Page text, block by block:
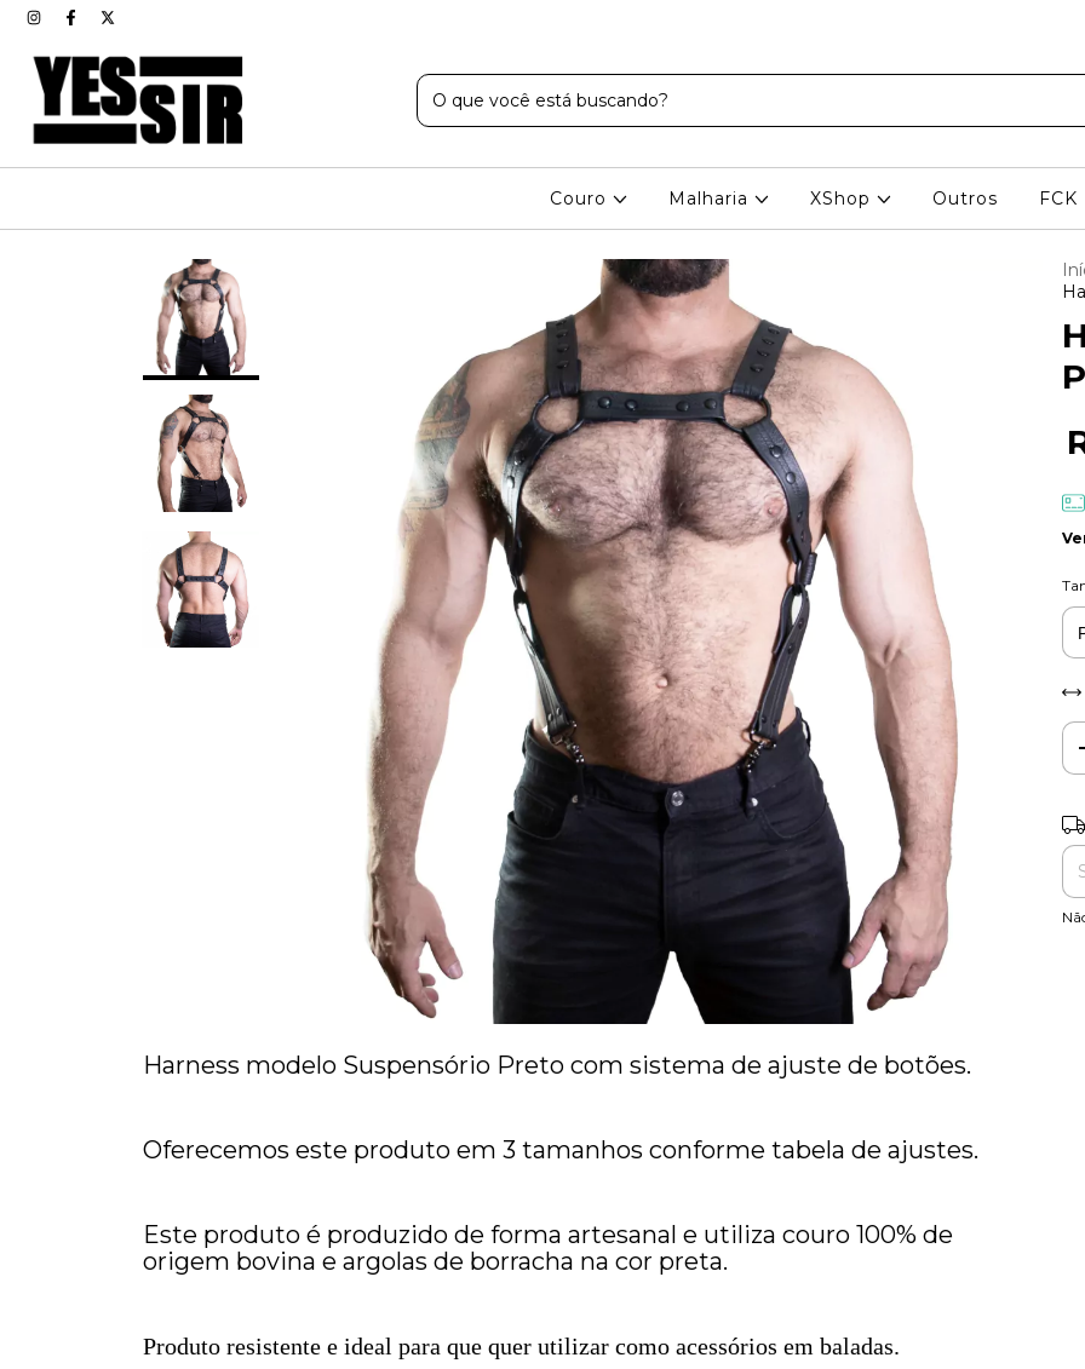
Couro Malharia XShop Outros FCK
Harness modelo Suspensório Preto com sistema de ajuste de botões.
Oferecemos este produto em 3 tamanhos conforme tabela de ajustes.
Este produto é produzido de forma artesanal e utiliza couro 100% de
origem bovina e argolas de borracha na cor preta.
Produto resistente e ideal para que quer utilizar como acessórios em baladas.